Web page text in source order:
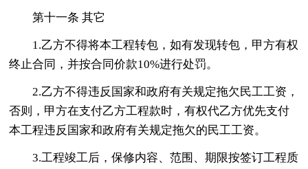
第十一条 其它
1.乙方不得将本工程转包，如有发现转包，甲方有权
终止合同，并按合同价款10%进行处罚。
2.乙方不得违反国家和政府有关规定拖欠民工工资，
否则，甲方在支付乙方工程款时，有权代乙方优先支付
本工程违反国家和政府有关规定拖欠的民工工资。
3.工程竣工后，保修内容、范围、期限按签订工程质